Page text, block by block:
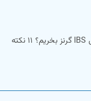
عوارض مکمل IBS گرنز | چرا نباید مکمل IBS گرنز بخریم؟ ۱۱ نکته